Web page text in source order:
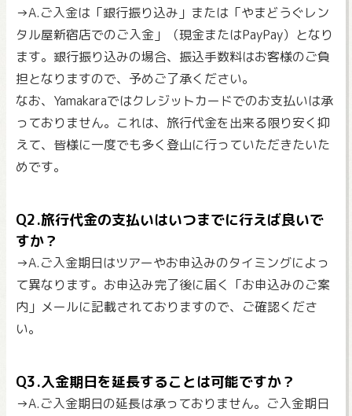
→A.ご入金は「銀行振り込み」または「やまどうぐレン
タル屋新宿店でのご入金」（現金またはPayPay）となり
ます。銀行振り込みの場合、振込手数料はお客様のご負
担となりますので、予めご了承ください。
なお、Yamakaraではクレジットカードでのお支払いは承
っておりません。これは、旅行代金を出来る限り安く抑
えて、皆様に一度でも多く登山に行っていただきたいた
めです。
Q2.旅行代金の支払いはいつまでに行えば良いで
すか？
→A.ご入金期日はツアーやお申込みのタイミングによっ
て異なります。お申込み完了後に届く「お申込みのご案
内」メールに記載されておりますので、ご確認くださ
い。
Q3.入金期日を延長することは可能ですか？
→A.ご入金期日の延長は承っておりません。ご入金期日